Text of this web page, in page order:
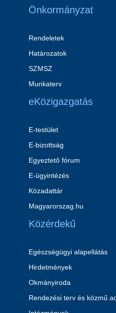
Önkormányzat
Rendeletek
Határozatok
SZMSZ
Munkaterv
eKözigazgatás
E-testület
E-bizottság
Egyeztető fórum
E-ügyintézés
Közadattár
Magyarorszag.hu
Közérdekű
Egészségügyi alapellátás
Hirdetmények
Okmányiroda
Rendezési terv és közmű